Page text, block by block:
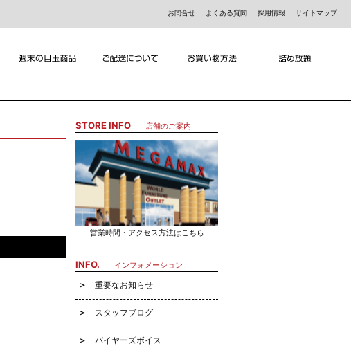
お問合せ よくある質問 採用情報 サイトマップ
STORE INFO 店舗のご案内
営業時間・アクセス方法はこちら
INFO. インフォメーション
重要なお知らせ
スタッフブログ
バイヤーズボイス